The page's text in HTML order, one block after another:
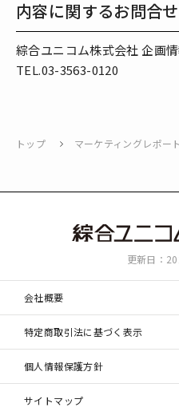
内容に関するお問合せ
綜合ユニコム株式会社 企画
TEL.03-3563-0120
トップ マーケティングレポート
ニ
コ
ム
更新日：
会社概要
特定商取引法に基づく表示
個人情報保護方針
サイトマップ